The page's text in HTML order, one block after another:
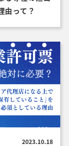
由って？
2023.10.18